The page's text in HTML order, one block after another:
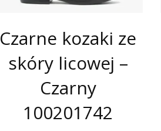
Czarne kozaki ze
skóry licowej –
Czarny
100201742